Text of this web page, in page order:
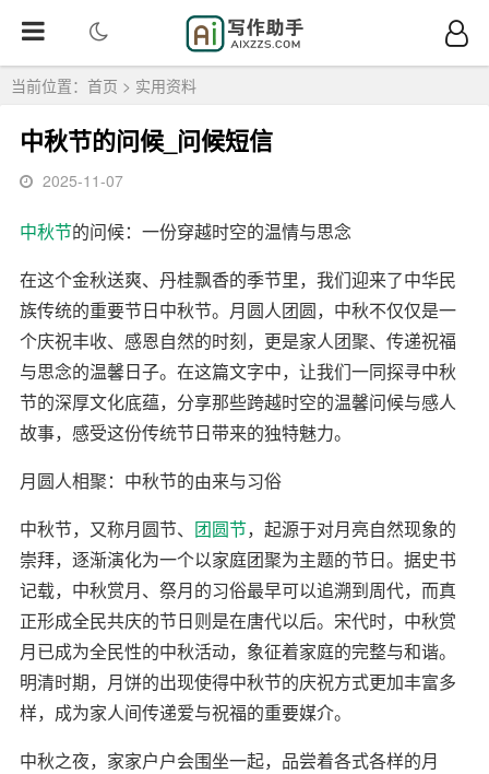
当前位置： 首页 > 实用资料
中秋节的问候_问候短信
2025-11-07
中秋节的问候：一份穿越时空的温情与思念
在这个金秋送爽、丹桂飘香的季节里，我们迎来了中华民
族传统的重要节日中秋节。月圆人团圆，中秋不仅仅是一
个庆祝丰收、感恩自然的时刻，更是家人团聚、传递祝福
与思念的温馨日子。在这篇文字中，让我们一同探寻中秋
节的深厚文化底蕴，分享那些跨越时空的温馨问候与感人
故事，感受这份传统节日带来的独特魅力。
月圆人相聚：中秋节的由来与习俗
中秋节，又称月圆节、 团圆节，起源于对月亮自然现象的
崇拜，逐渐演化为一个以家庭团聚为主题的节日。据史书
记载，中秋赏月、祭月的习俗最早可以追溯到周代，而真
正形成全民共庆的节日则是在唐代以后。宋代时，中秋赏
月已成为全民性的中秋活动，象征着家庭的完整与和谐。
明清时期，月饼的出现使得中秋节的庆祝方式更加丰富多
样，成为家人间传递爱与祝福的重要媒介。
中秋之夜，家家户户会围坐一起，品尝着各式各样的月